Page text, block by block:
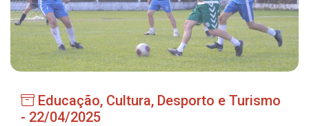
Secretarias
Administração
Agricultura e Meio Ambiente
Educação, Cultura, Desporto e Turismo
Educação, Cultura, Desporto e Turismo
- 22/04/2025